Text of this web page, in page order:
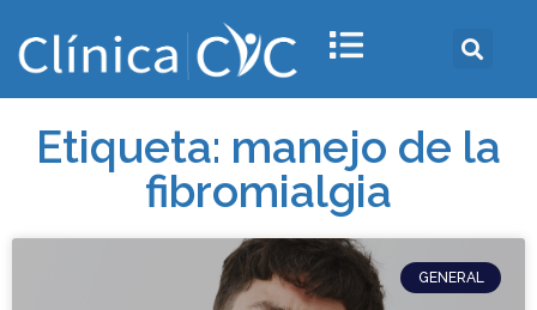
Etiqueta: manejo de la
fibromialgia
GENERAL